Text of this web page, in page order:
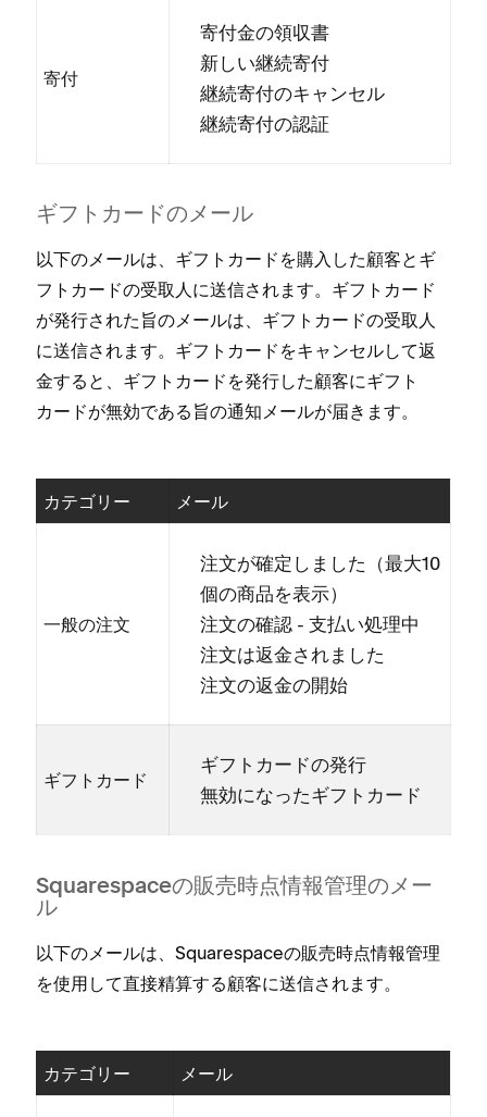
寄付
寄付金の領収書
新しい継続寄付
継続寄付のキ⁠ャンセル
継続寄付の認証
ギフトカ⁠ードのメ⁠ール
以下のメ⁠ールは⁠、ギフトカ⁠ードを購入した顧客とギ
フトカ⁠ードの受取人に送信されます⁠。ギフトカ⁠ード
が発行された旨のメ⁠ールは⁠、ギフトカ⁠ードの受取人
に送信されます⁠。ギフトカ⁠ードをキ⁠ャンセルして返
金すると⁠、ギフトカ⁠ードを発行した顧客にギフト
カ⁠ードが無効である旨の通知メ⁠ールが届きます⁠。
カテゴリ⁠ー メ⁠ール
一般の注文
注文が確定しました（⁠最大10
個の商品を表示⁠）
注文の確認 - 支払い処理中
注文は返金されました
注文の返金の開始
ギフトカ⁠ード
ギフトカ⁠ードの発行
無効にな⁠ったギフトカ⁠ード
Squarespaceの販売時点情報管理のメ⁠ー
ル
以下のメ⁠ールは⁠、Squarespaceの販売時点情報管理
を使用して直接精算する顧客に送信されます⁠。
カテゴリ⁠ー メ⁠ール